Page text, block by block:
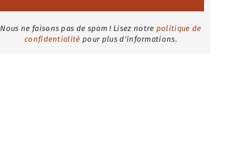
Nous ne faisons pas de spam ! Lisez notre politique de
confidentialité pour plus d'informations.